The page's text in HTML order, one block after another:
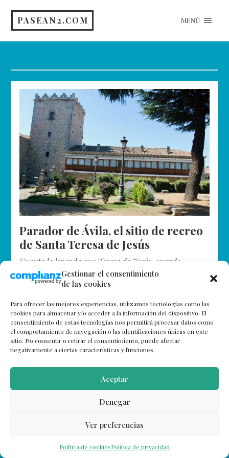
Gestionar el consentimiento
de las cookies
Para ofrecer las mejores experiencias, utilizamos tecnologías como las
cookies para almacenar y/o acceder a la información del dispositivo. El
consentimiento de estas tecnologías nos permitirá procesar datos como
el comportamiento de navegación o las identificaciones únicas en este
sitio. No consentir o retirar el consentimiento, puede afectar
negativamente a ciertas características y funciones.
Aceptar
Denegar
Ver preferencias
Política de cookiesPolítica de privacidad
PASEAN2.COM MENÚ
Parador de Ávila, el sitio de recreo
de Santa Teresa de Jesús
Cuenta la leyenda que Teresa de Jesús, cuando
todavía era niña y no santa, ya correteaba por su
jardín. ¿La razón? Su tía carnal fue ama de llaves…